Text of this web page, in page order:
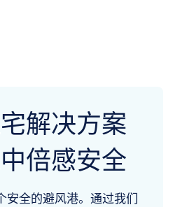
解决方案
倍感安全
安全的避风港。通过我们